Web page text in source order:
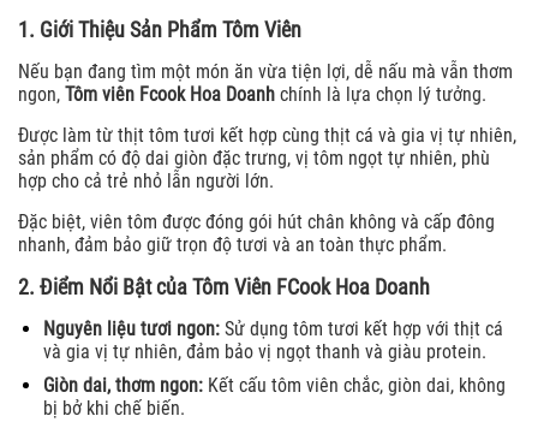
1. Giới Thiệu Sản Phẩm Tôm Viên
Nếu bạn đang tìm một món ăn vừa tiện lợi, dễ nấu mà vẫn thơm
ngon, Tôm viên Fcook Hoa Doanh chính là lựa chọn lý tưởng.
Được làm từ thịt tôm tươi kết hợp cùng thịt cá và gia vị tự nhiên,
sản phẩm có độ dai giòn đặc trưng, vị tôm ngọt tự nhiên, phù
hợp cho cả trẻ nhỏ lẫn người lớn.
Đặc biệt, viên tôm được đóng gói hút chân không và cấp đông
nhanh, đảm bảo giữ trọn độ tươi và an toàn thực phẩm.
2. Điểm Nổi Bật của Tôm Viên FCook Hoa Doanh
Nguyên liệu tươi ngon: Sử dụng tôm tươi kết hợp với thịt cá
và gia vị tự nhiên, đảm bảo vị ngọt thanh và giàu protein.
Giòn dai, thơm ngon:Kết cấu tôm viên chắc, giòn dai, không
bị bở khi chế biến.